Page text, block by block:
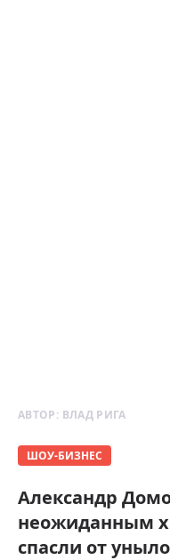
АВТОР: ВЛАД РИГА
ШОУ-БИЗНЕС
Александр
неожиданным
спасли от